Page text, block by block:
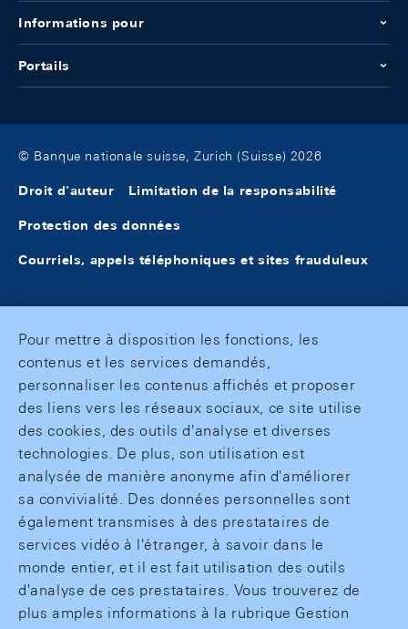
Informations pour
Portails
© Banque nationale suisse, Zurich (Suisse) 2026
Droit d'auteur Limitation de la responsabilité
Protection des données
Courriels, appels téléphoniques et sites frauduleux
Pour mettre à disposition les fonctions, les
contenus et les services demandés,
personnaliser les contenus affichés et proposer
des liens vers les réseaux sociaux, ce site utilise
des cookies, des outils d'analyse et diverses
technologies. De plus, son utilisation est
analysée de manière anonyme afin d'améliorer
sa convivialité. Des données personnelles sont
également transmises à des prestataires de
services vidéo à l'étranger, à savoir dans le
monde entier, et il est fait utilisation des outils
d'analyse de ces prestataires. Vous trouverez de
plus amples informations à la rubrique Gestion